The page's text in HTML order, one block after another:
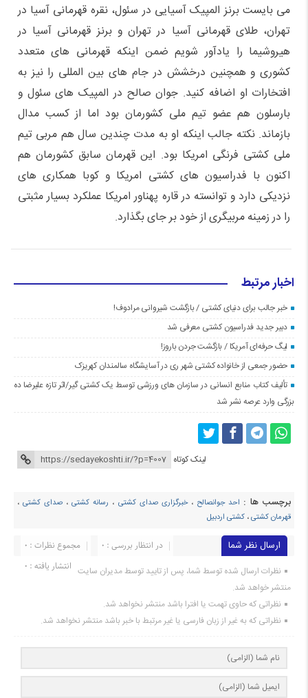
می بایست برنز المپیک آسیایی در سئول، نقره قهرمانی آسیا در
تهران، طلای قهرمانی آسیا در تهران و برنز قهرمانی آسیا در
هیروشیما را یادآور شویم ضمن اینکه قهرمانی های متعدد
کشوری و همچنین درخشش در جام های بین المللی را نیز به
افتخارات او اضافه کنید. جوان صالح در المپیک های سئول و
بارسلون هم عضو تیم ملی کشورمان بود اما از کسب مدال
بازماند. نکته جالب اینکه او به مدت چندین سال هم مربی تیم
ملی کشتی فرنگی امریکا بود. این قهرمان سابق کشورمان هم
اکنون با فدراسیون های کشتی امریکا و کوبا همکاری های
نزدیکی دارد و توانسته در قاره پهناور امریکا عملکرد بسیار مثبتی
را در زمینه مربیگری از خود بر جای بگذارد.
اخبار مرتبط
خبر جالب برای دنیای کشتی / بازگشت شیروانی مرادوف!
دبیر جدید فدراسیون کشتی معرفی شد
لیگ حرفه‌ای آمریکا / بازگشت جردن باروز!
حضور جمعی از خانواده کشتی شهر ری در آسایشگاه سالمندان کهریزک
تألیف کتاب منابع انسانی در سازمان های ورزشی توسط یک کشتی گیر/اثر تازه علیرضا ده
بزرگی وارد عرصه نشر شد
لینک کوتاه
برچسب ها : احد جوانصالح ،خبرگزاری صدای کشتی ، رسانه کشتی، صدای کشتی،
قهرمان کشتی، کشتی اردبیل
ارسال نظر شما مجموع نظرات : 0
در انتظار بررسی : 0
انتشار یافته : ۰ نظرات ارسال شده توسط شما، پس از تایید توسط مدیران سایت
منتشر خواهد شد.
نظراتی که حاوی تهمت یا افترا باشد منتشر نخواهد شد.
نظراتی که به غیر از زبان فارسی یا غیر مرتبط با خبر باشد منتشر نخواهد شد.